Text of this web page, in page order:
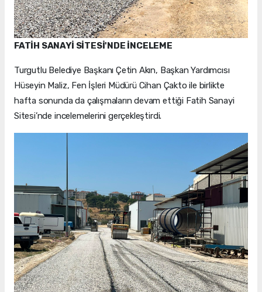
FATİH SANAYİ SİTESİ'NDE İNCELEME
Turgutlu Belediye Başkanı Çetin Akın, Başkan Yardımcısı
Hüseyin Maliz, Fen İşleri Müdürü Cihan Çakto ile birlikte
hafta sonunda da çalışmaların devam ettiği Fatih Sanayi
Sitesi’nde incelemelerini gerçekleştirdi.